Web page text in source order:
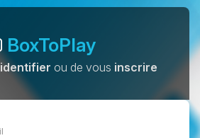
BoxToPlay
identifier ou de vous inscrire